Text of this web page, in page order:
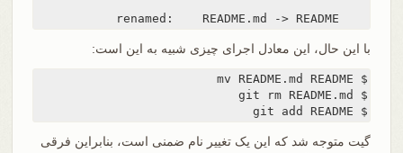
با این حال، این معادل اجرای چیزی شبیه به این است:
$ mv README.md README
$ git rm README.md
$ git add README
گیت متوجه شد که این یک تغییر نام ضمنی است، بنابراین فرقی